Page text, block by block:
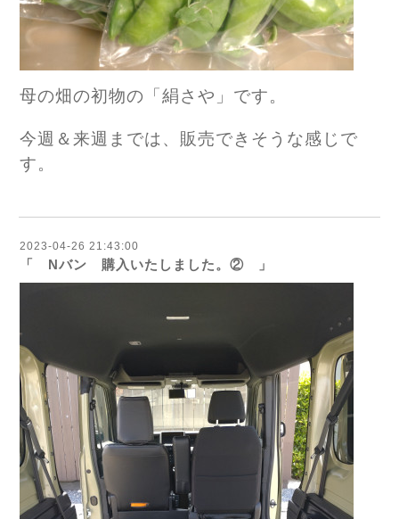
母の畑の初物の「絹さや」です。
今週＆来週までは、販売できそうな感じで
す。
2023-04-26 21:43:00
「 Nバン 購入いたしました。② 」